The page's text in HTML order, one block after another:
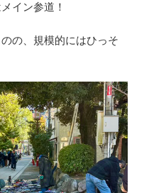
イン参道！
の、規模的にはひっそ